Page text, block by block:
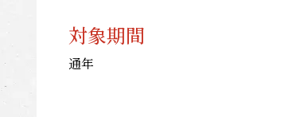
対象期間
通年